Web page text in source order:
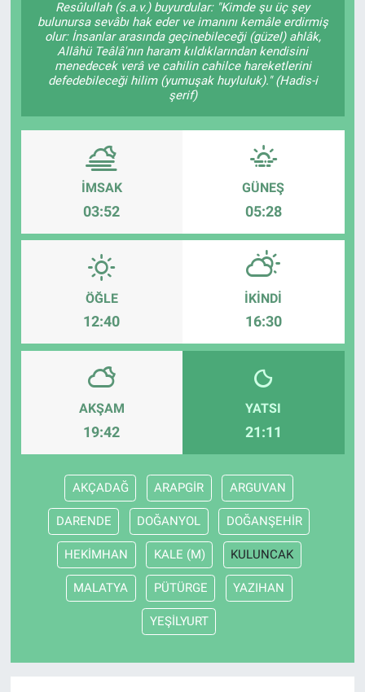
Resûlullah (s.a.v.) buyurdular: "Kimde şu üç şey
bulunursa sevâbı hak eder ve imanını kemâle erdirmiş
olur: İnsanlar arasında geçinebileceği (güzel) ahlâk,
Allâhü Teâlâ'nın haram kıldıklarından kendisini
menedecek verâ ve cahilin cahilce hareketlerini
defedebileceği hilim (yumuşak huyluluk)." (Hadis-i
şerif)
İMSAK
03:52
GÜNEŞ
05:28
ÖĞLE
12:40
İKINDI
16:30
AKŞAM
19:42
YATSI
21:11
AKÇADAĞ ARAPGİR ARGUVAN
DARENDE DOĞANYOL DOĞANŞEHİR
HEKİMHAN KALE (M) KULUNCAK
MALATYA PÜTÜRGE YAZIHAN
YEŞİLYURT
Kültür Sanat
Bilim ve Teknoloji
Genel